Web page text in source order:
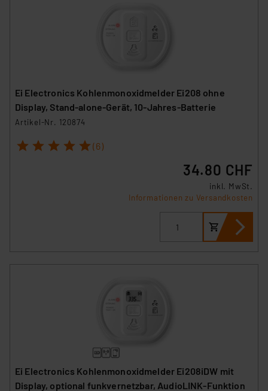
Ei Electronics Kohlenmonoxidmelder Ei208 ohne
Display, Stand-alone-Gerät, 10-Jahres-Batterie
Artikel-Nr. 120874
1 2 3 4 5 (6)
34.80 CHF
inkl. MwSt.
Informationen zu Versandkosten
Ei Electronics Kohlenmonoxidmelder Ei208iDW mit
Display, optional funkvernetzbar, AudioLINK-Funktion